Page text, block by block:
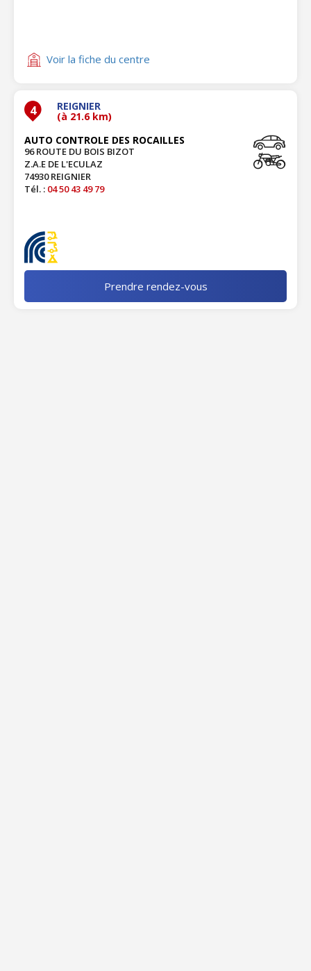
Voir la fiche du centre
4 REIGNIER
(à 21.6 km)
AUTO CONTROLE DES ROCAILLES
96 ROUTE DU BOIS BIZOT
Z.A.E DE L'ECULAZ
74930 REIGNIER
Tél. : 04 50 43 49 79
Prendre rendez-vous